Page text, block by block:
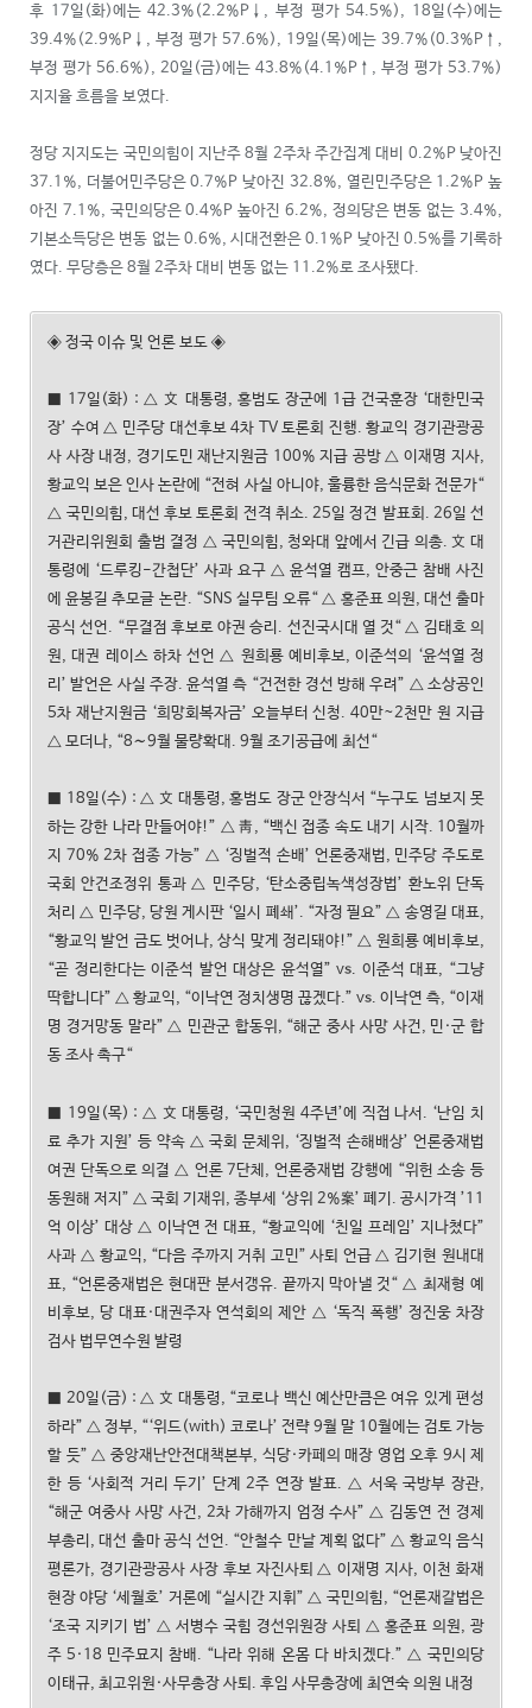
후 17일(화)에는 42.3%(2.2%P↓, 부정 평가 54.5%), 18일(수)에는
39.4%(2.9%P↓, 부정 평가 57.6%), 19일(목)에는 39.7%(0.3%P↑,
부정 평가 56.6%), 20일(금)에는 43.8%(4.1%P↑, 부정 평가 53.7%)
지지율 흐름을 보였다.
정당 지지도는 국민의힘이 지난주 8월 2주차 주간집계 대비 0.2%P 낮아진
37.1%, 더불어민주당은 0.7%P 낮아진 32.8%, 열린민주당은 1.2%P 높
아진 7.1%, 국민의당은 0.4%P 높아진 6.2%, 정의당은 변동 없는 3.4%,
기본소득당은 변동 없는 0.6%, 시대전환은 0.1%P 낮아진 0.5%를 기록하
였다. 무당층은 8월 2주차 대비 변동 없는 11.2%로 조사됐다.
◈ 정국 이슈 및 언론 보도 ◈
■ 17일(화) : △ 文 대통령, 홍범도 장군에 1급 건국훈장 ‘대한민국
장’ 수여 △ 민주당 대선후보 4차 TV 토론회 진행. 황교익 경기관광공
사 사장 내정, 경기도민 재난지원금 100% 지급 공방 △ 이재명 지사,
황교익 보은 인사 논란에 “전혀 사실 아니야, 훌륭한 음식문화 전문가“
△ 국민의힘, 대선 후보 토론회 전격 취소. 25일 정견 발표회. 26일 선
거관리위원회 출범 결정 △ 국민의힘, 청와대 앞에서 긴급 의총. 文 대
통령에 ‘드루킹-간첩단’ 사과 요구 △ 윤석열 캠프, 안중근 참배 사진
에 윤봉길 추모글 논란. “SNS 실무팀 오류“ △ 홍준표 의원, 대선 출마
공식 선언. “무결점 후보로 야권 승리. 선진국시대 열 것“ △ 김태호 의
원, 대권 레이스 하차 선언 △ 원희룡 예비후보, 이준석의 ‘윤석열 정
리’ 발언은 사실 주장. 윤석열 측 “건전한 경선 방해 우려” △ 소상공인
5차 재난지원금 ‘희망회복자금’ 오늘부터 신청. 40만~2천만 원 지급
△ 모더나, “8∼9월 물량확대. 9월 조기공급에 최선“
■ 18일(수) : △ 文 대통령, 홍범도 장군 안장식서 “누구도 넘보지 못
하는 강한 나라 만들어야!” △ 靑, “백신 접종 속도 내기 시작. 10월까
지 70% 2차 접종 가능” △ ‘징벌적 손배’ 언론중재법, 민주당 주도로
국회 안건조정위 통과 △ 민주당, ‘탄소중립녹색성장법’ 환노위 단독
처리 △ 민주당, 당원 게시판 ‘일시 폐쇄’. “자정 필요” △ 송영길 대표,
“황교익 발언 금도 벗어나, 상식 맞게 정리돼야!” △ 원희룡 예비후보,
“곧 정리한다는 이준석 발언 대상은 윤석열” vs. 이준석 대표, “그냥
딱합니다” △ 황교익, “이낙연 정치생명 끊겠다.” vs. 이낙연 측, “이재
명 경거망동 말라” △ 민관군 합동위, “해군 중사 사망 사건, 민·군 합
동 조사 촉구“
■ 19일(목) : △ 文 대통령, ‘국민청원 4주년’에 직접 나서. ‘난임 치
료 추가 지원’ 등 약속 △ 국회 문체위, ‘징벌적 손해배상’ 언론중재법
여권 단독으로 의결 △ 언론 7단체, 언론중재법 강행에 “위헌 소송 등
동원해 저지” △ 국회 기재위, 종부세 ‘상위 2%案’ 폐기. 공시가격 ’11
억 이상’ 대상 △ 이낙연 전 대표, “황교익에 ‘친일 프레임’ 지나쳤다”
사과 △ 황교익, “다음 주까지 거취 고민” 사퇴 언급 △ 김기현 원내대
표, “언론중재법은 현대판 분서갱유. 끝까지 막아낼 것“ △ 최재형 예
비후보, 당 대표·대권주자 연석회의 제안 △ ‘독직 폭행’ 정진웅 차장
검사 법무연수원 발령
■ 20일(금) : △ 文 대통령, “코로나 백신 예산만큼은 여유 있게 편성
하라” △ 정부, “‘위드(with) 코로나’ 전략 9월 말 10월에는 검토 가능
할 듯” △ 중앙재난안전대책본부, 식당·카페의 매장 영업 오후 9시 제
한 등 ‘사회적 거리 두기’ 단계 2주 연장 발표. △ 서욱 국방부 장관,
“해군 여중사 사망 사건, 2차 가해까지 엄정 수사” △ 김동연 전 경제
부총리, 대선 출마 공식 선언. “안철수 만날 계획 없다” △ 황교익 음식
평론가, 경기관광공사 사장 후보 자진사퇴 △ 이재명 지사, 이천 화재
현장 야당 ‘세월호’ 거론에 “실시간 지휘” △ 국민의힘, “언론재갈법은
‘조국 지키기 법’ △ 서병수 국힘 경선위원장 사퇴 △ 홍준표 의원, 광
주 5·18 민주묘지 참배. “나라 위해 온몸 다 바치겠다.” △ 국민의당
이태규, 최고위원·사무총장 사퇴. 후임 사무총장에 최연숙 의원 내정